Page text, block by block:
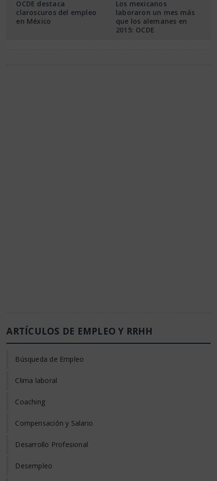
OCDE destaca
claroscuros del empleo
en México
Los mexicanos
laboraron un mes más
que los alemanes en
2015: OCDE
ARTÍCULOS DE EMPLEO Y RRHH
Búsqueda de Empleo
Clima laboral
Coaching
Compensación y Salario
Desarrollo Profesional
Desempleo